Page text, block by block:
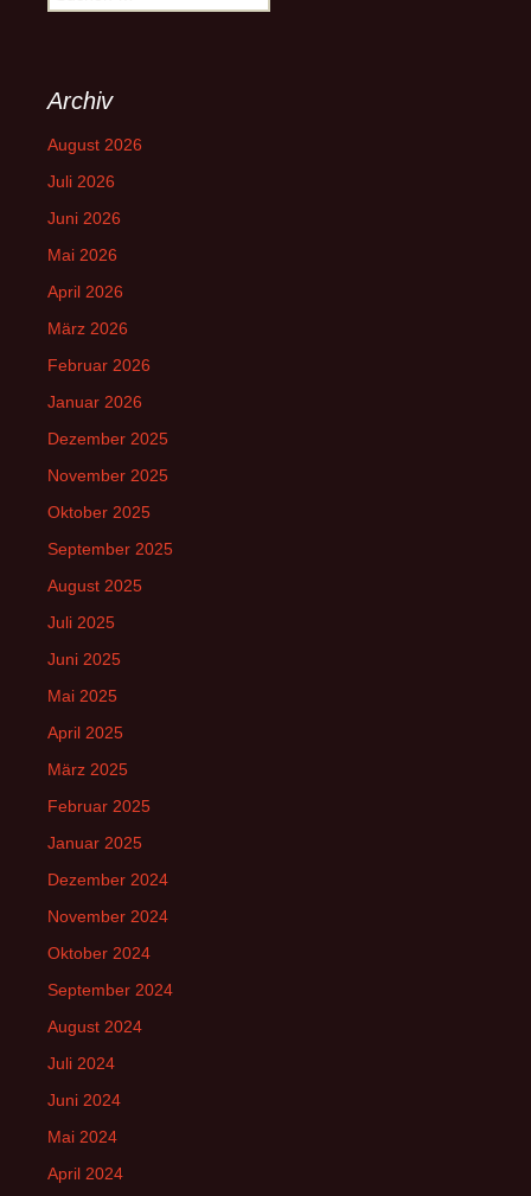
nach:
Archiv
August 2026
Juli 2026
Juni 2026
Mai 2026
April 2026
März 2026
Februar 2026
Januar 2026
Dezember 2025
November 2025
Oktober 2025
September 2025
August 2025
Juli 2025
Juni 2025
Mai 2025
April 2025
März 2025
Februar 2025
Januar 2025
Dezember 2024
November 2024
Oktober 2024
September 2024
August 2024
Juli 2024
Juni 2024
Mai 2024
April 2024